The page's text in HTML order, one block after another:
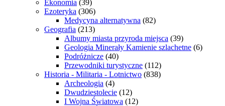
Ekonomia (39)
Ezoteryka (306)
Medycyna alternatywna (82)
Geografia (213)
Albumy miasta przyroda miejsca (39)
Geologia Minerały Kamienie szlachetne (6)
Podróżnicze (40)
Przewodniki turystyczne (112)
Historia - Militaria - Lotnictwo (838)
Archeologia (4)
Dwudziestolecie (12)
I Wojna Światowa (12)